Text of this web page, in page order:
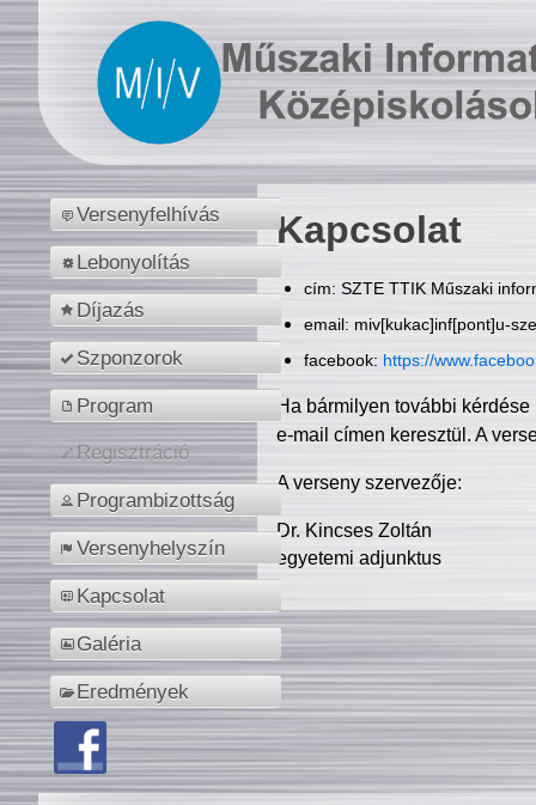
Versenyfelhívás
Lebonyolítás
Díjazás
Szponzorok
Program
Regisztráció
Programbizottság
Versenyhelyszín
Kapcsolat
Galéria
Eredmények
Kapcsolat
cím: SZTE TTIK Műszaki
email: miv[kukac]inf[pont]u-
facebook: https://
Ha bármilyen további
e-mail címen keresztül. A
A verseny szervezője:
Dr. Kincses Zoltán
egyetemi adjunktus